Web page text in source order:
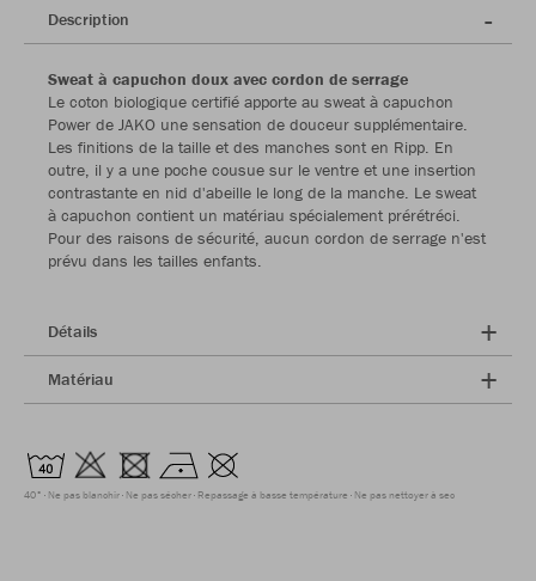
Description
Sweat à capuchon doux avec cordon de serrage
Le coton biologique certifié apporte au sweat à capuchon
Power de JAKO une sensation de douceur supplémentaire.
Les finitions de la taille et des manches sont en Ripp. En
outre, il y a une poche cousue sur le ventre et une insertion
contrastante en nid d'abeille le long de la manche. Le sweat
à capuchon contient un matériau spécialement prérétréci.
Pour des raisons de sécurité, aucun cordon de serrage n'est
prévu dans les tailles enfants.
Détails
Matériau
40° Ne pas blanchir Ne pas sécher Repassage à basse température Ne pas nettoyer à sec